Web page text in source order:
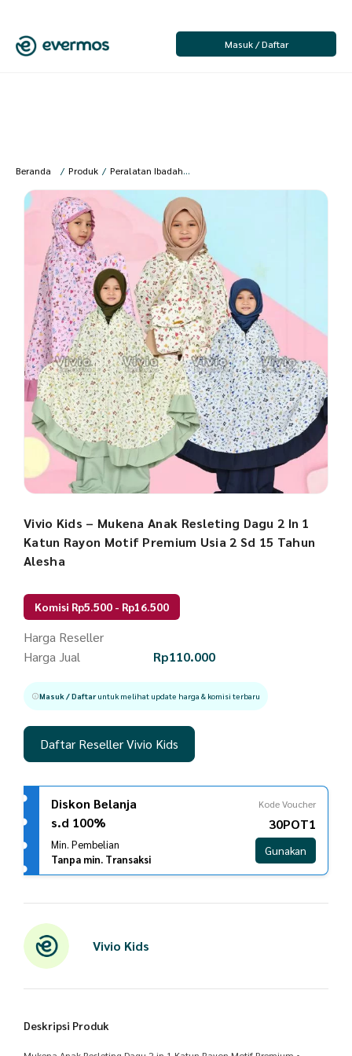
Masuk / Daftar
Beranda / Produk / Peralatan Ibadah /
Vivio Kids – Mukena Anak Resleting Dagu 2 In 1
Katun Rayon Motif Premium Usia 2 Sd 15 Tahun
Alesha
Komisi Rp5.500 - Rp16.500
Harga Reseller
Harga Jual
Rp110.000
Masuk / Daftaruntuk melihat update harga & komisi terbaru
Daftar Reseller Vivio Kids
Diskon Belanja
s.d 100%
Min. Pembelian
Tanpa min. Transaksi
Kode Voucher
30POT1
Gunakan
Vivio Kids
Deskripsi Produk